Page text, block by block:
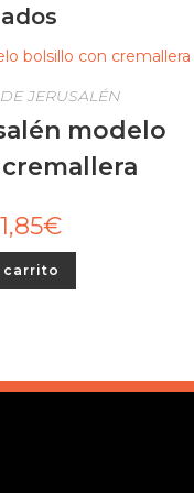
JERUSALÉN
modelo
€El
precio
actual
carrito